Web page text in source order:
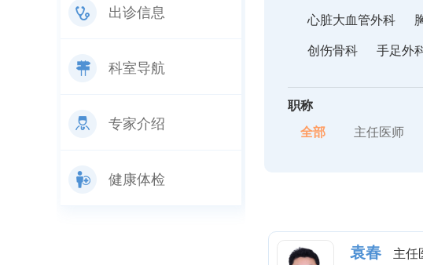
出诊信息
科室导航
专家介绍
健康体检
心脏大血管外科
创伤骨科
手足外
职称
全部
主任医师
袁春
主任